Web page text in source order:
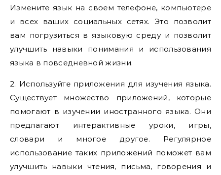
Измените язык на своем телефоне, компьютере
и всех ваших социальных сетях. Это позволит
вам погрузиться в языковую среду и позволит
улучшить навыки понимания и использования
языка в повседневной жизни.
2. Используйте приложения для изучения языка.
Существует множество приложений, которые
помогают в изучении иностранного языка. Они
предлагают интерактивные уроки, игры,
словари и многое другое. Регулярное
использование таких приложений поможет вам
улучшить навыки чтения, письма, говорения и